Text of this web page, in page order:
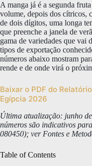
A manga já é a segunda
volume, depois dos cítricos,
de dois dígitos, uma longa
que preenche a janela de
gama de variedades que vai
tipos de exportação
números abaixo mostram
rende e de onde virá o
Baixar o PDF do
Egípcia 2026
Última atualização: junho
números são indicativos
080450); ver Fontes e
Table of Contents